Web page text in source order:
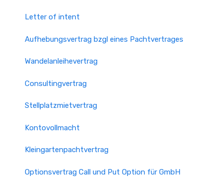
Letter of intent
Aufhebungsvertrag bzgl eines Pachtvertrages
Wandelanleihevertrag
Consultingvertrag
Stellplatzmietvertrag
Kontovollmacht
Kleingartenpachtvertrag
Optionsvertrag Call und Put Option für GmbH